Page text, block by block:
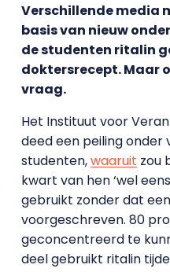
Verschillende media
basis van nieuw
de studenten ritalin
doktersrecept. Maar
vraag.
Het Instituut voor
deed een peiling
studenten,waaruit zou
kwart van hen ‘wel
gebruikt zonder dat
voorgeschreven. 80
geconcentreerd te
deel gebruikt ritalin